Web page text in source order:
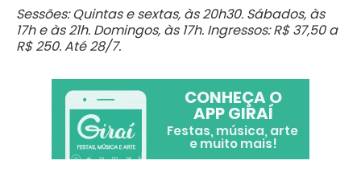
Sessões: Quintas e sextas, às 20h30. Sábados, às
17h e às 21h. Domingos, às 17h. Ingressos: R$ 37,50 a
R$ 250. Até 28/7.